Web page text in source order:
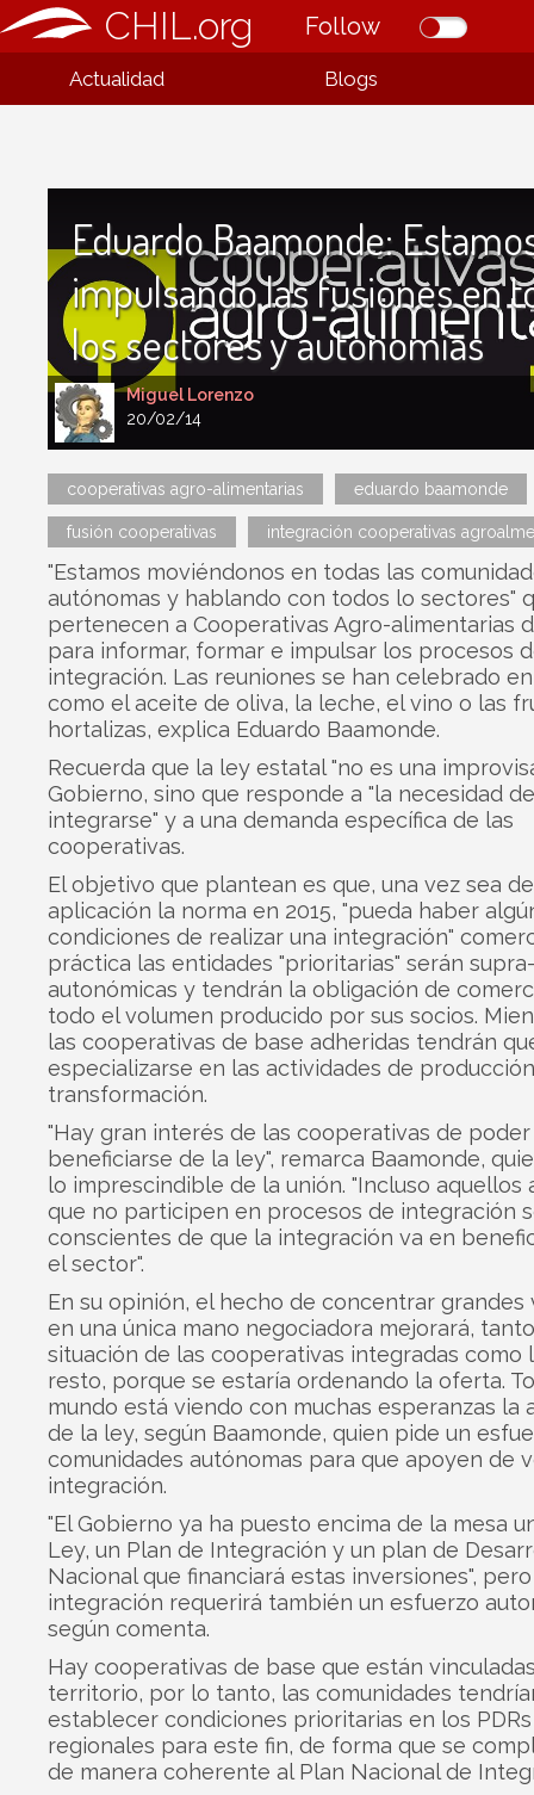
CHIL.org Follow
Actualidad Blogs
Miguel Lorenzo
20/02/14
Eduardo Baamonde:
impulsando las fusiones en
los sectores y autonomías
cooperativas agro-alimentarias eduardo baamonde
fusión cooperativas integración cooperativas
"Estamos moviéndonos en todas las
autónomas y hablando con todos lo sectores"
pertenecen a Cooperativas Agro-alimentarias
para informar, formar e impulsar los procesos
integración. Las reuniones se han celebrado
como el aceite de oliva, la leche, el vino o las
hortalizas, explica Eduardo Baamonde.
Recuerda que la ley estatal "no es una
Gobierno, sino que responde a "la necesidad de
integrarse" y a una demanda específica de las
cooperativas.
El objetivo que plantean es que, una vez sea
aplicación la norma en 2015, "pueda haber
condiciones de realizar una integración"
práctica las entidades "prioritarias" serán supra-
autonómicas y tendrán la obligación de
todo el volumen producido por sus socios.
las cooperativas de base adheridas tendrán
especializarse en las actividades de
transformación.
"Hay gran interés de las cooperativas de poder
beneficiarse de la ley", remarca Baamonde,
lo imprescindible de la unión. "Incluso aquellos
que no participen en procesos de integración
conscientes de que la integración va en
el sector".
En su opinión, el hecho de concentrar grandes
en una única mano negociadora mejorará,
situación de las cooperativas integradas como
resto, porque se estaría ordenando la oferta.
mundo está viendo con muchas esperanzas la
de la ley, según Baamonde, quien pide un
comunidades autónomas para que apoyen de
integración.
"El Gobierno ya ha puesto encima de la mesa
Ley, un Plan de Integración y un plan de
Nacional que financiará estas inversiones",
integración requerirá también un esfuerzo
según comenta.
Hay cooperativas de base que están
territorio, por lo tanto, las comunidades
establecer condiciones prioritarias en los PDRs
regionales para este fin, de forma que se
de manera coherente al Plan Nacional de